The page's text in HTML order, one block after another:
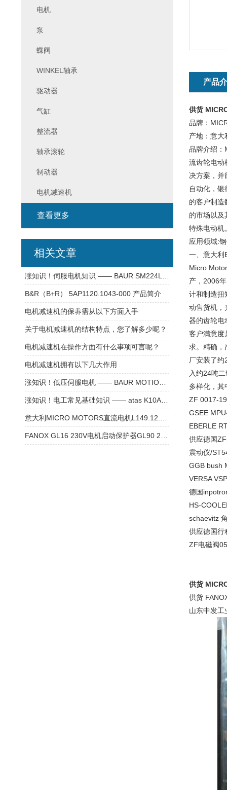
产品
供货
品牌：
产地：意大
品牌介绍：
流齿轮电动
决方案，并
自动化，
的客户制造
的市场以及
特殊电动机
应用领域:
一、意大利
Micro
产，2006
计和制造扭
动售货机，
器的齿轮电
客户满意度
求。精确，
厂安装了约
入约24吨
多样化，其
ZF 0017-
GSEE
EBERLE
供应德国
震动仪/
GGB bush
VERSA
德国
HS-
schaevitz
供应德国
ZF电磁阀
供货
供货
山东中发工
电机
泵
蝶阀
WINKEL轴承
驱动器
气缸
整流器
轴承滚轮
制动器
电机减速机
查看更多
相关文章
B&R（B+R） 5AP1120.1043-000 产品简介
电机减速机的保养需从以下方面入手
关于电机减速机的结构特点，您了解多少呢？
电机减速机在操作方面有什么事项可言呢？
电机减速机拥有以下几大作用